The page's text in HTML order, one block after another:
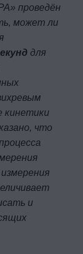
проведён
может ли
для
кинетики
что
и